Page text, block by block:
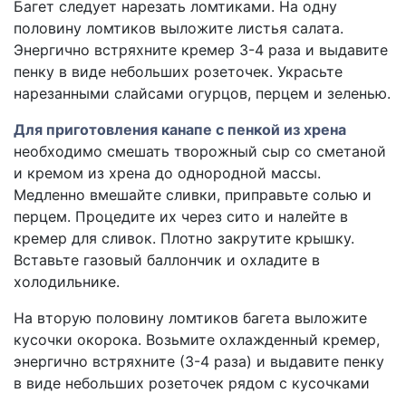
Багет следует нарезать ломтиками. На одну
половину ломтиков выложите листья салата.
Энергично встряхните кремер 3-4 раза и выдавите
пенку в виде небольших розеточек. Украсьте
нарезанными слайсами огурцов, перцем и зеленью.
Для приготовления канапе с пенкой из хрена
необходимо смешать творожный сыр со сметаной
и кремом из хрена до однородной массы.
Медленно вмешайте сливки, приправьте солью и
перцем. Процедите их через сито и налейте в
кремер для сливок. Плотно закрутите крышку.
Вставьте газовый баллончик и охладите в
холодильнике.
На вторую половину ломтиков багета выложите
кусочки окорока. Возьмите охлажденный кремер,
энергично встряхните (3-4 раза) и выдавите пенку
в виде небольших розеточек рядом с кусочками